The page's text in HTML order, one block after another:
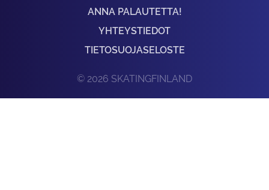
ANNA PALAUTETTA!
YHTEYSTIEDOT
TIETOSUOJASELOSTE
© 2026 SKATINGFINLAND